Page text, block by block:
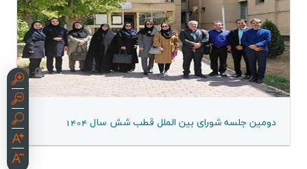
دومین جلسه شورای بین الملل قطب شش سال 1404